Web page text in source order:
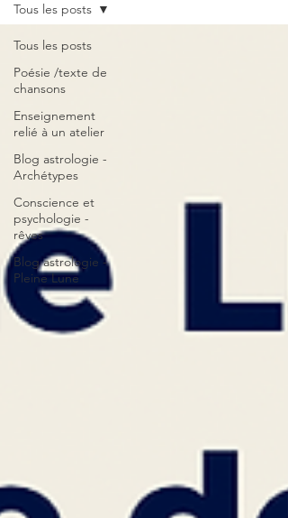
Tous les posts
Poésie /texte de
chansons
Enseignement
relié à un atelier
Blog astrologie -
Archétypes
Conscience et
psychologie -
rêves
Blog astrologie -
Pleine Lune
Tous les posts